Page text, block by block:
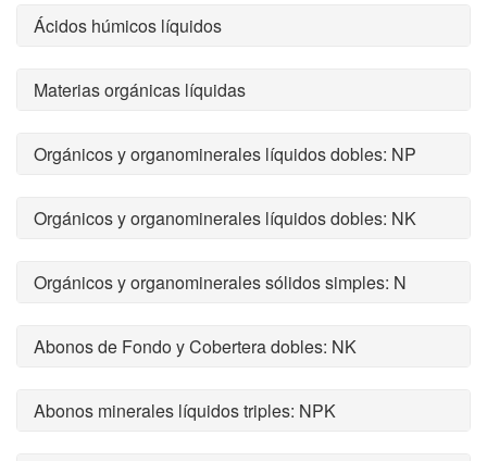
Ácidos húmicos líquidos
Materias orgánicas líquidas
Orgánicos y organominerales líquidos dobles: NP
Orgánicos y organominerales líquidos dobles: NK
Orgánicos y organominerales sólidos simples: N
Abonos de Fondo y Cobertera dobles: NK
Abonos minerales líquidos triples: NPK